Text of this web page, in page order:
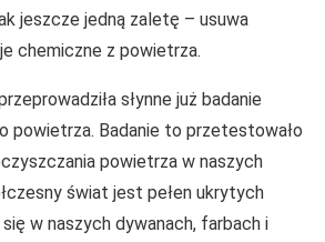
jeszcze jedną zaletę – usuwa
chemiczne z powietrza.
słynne już badanie
powietrza. Badanie to przetestowało
powietrza w naszych
świat jest pełen ukrytych
w naszych dywanach, farbach i